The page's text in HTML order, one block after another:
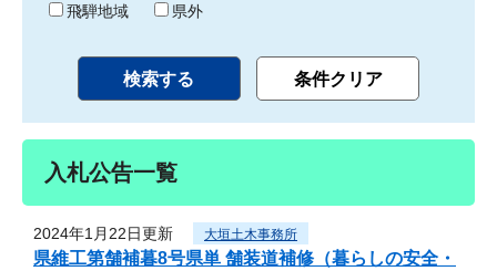
飛騨地域
県外
入札公告一覧
2024年1月22日更新 大垣土木事務所
県維工第舗補暮8号県単 舗装道補修（暮らしの安全・